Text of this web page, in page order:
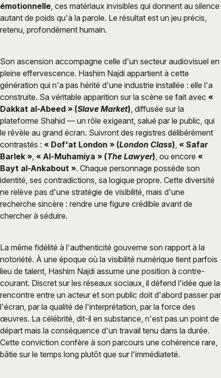
émotionnelle , ces matériaux invisibles qui donnent au silence
autant de poids qu'à la parole. Le résultat est un jeu précis,
retenu, profondément humain.
Son ascension accompagne celle d'un secteur audiovisuel en
pleine effervescence. Hashim Najdi appartient à cette
génération qui n'a pas hérité d'une industrie installée : elle l'a
construite. Sa véritable apparition sur la scène se fait avec «
Dakkat al-Abeed » (Slave Market) , diffusée sur la
plateforme Shahid — un rôle exigeant, salué par le public, qui
le révèle au grand écran. Suivront des registres délibérément
contrastés : « Dof'at London » (London Class) « Safar
Barlek » « Al-Muhamiya » (The Lawyer) , ou encore «
Bayt al-Ankabout ». Chaque personnage possède son
identité, ses contradictions, sa logique propre. Cette diversité
ne relève pas d'une stratégie de visibilité, mais d'une
recherche sincère : rendre une figure crédible avant de
chercher à séduire.
La même fidélité à l'authenticité gouverne son rapport à la
notoriété. À une époque où la visibilité numérique tient parfois
lieu de talent, Hashim Najdi assume une position à contre-
courant. Discret sur les réseaux sociaux, il défend l'idée que la
rencontre entre un acteur et son public doit d'abord passer par
l'écran, par la qualité de l'interprétation, par la force des
œuvres. La célébrité, dit-il en substance, n'est pas un point de
départ mais la conséquence d'un travail tenu dans la durée.
Cette conviction confère à son parcours une cohérence rare,
bâtie sur le temps long plutôt que sur l'immédiateté.